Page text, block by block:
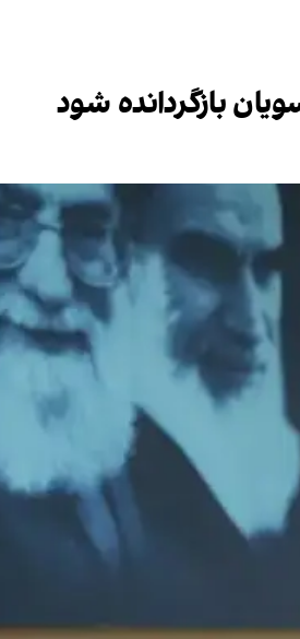
بازگردانده شود